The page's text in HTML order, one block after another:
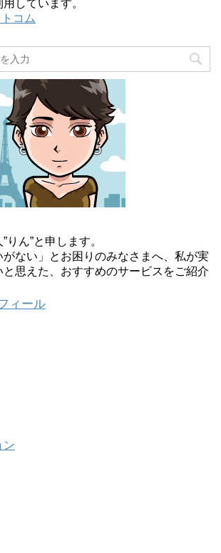
しています。
コム
りん”と申します。
がない」とお困りのみなさまへ、私が実
思えた、おすすめのサービスをご紹介
ィール
ン